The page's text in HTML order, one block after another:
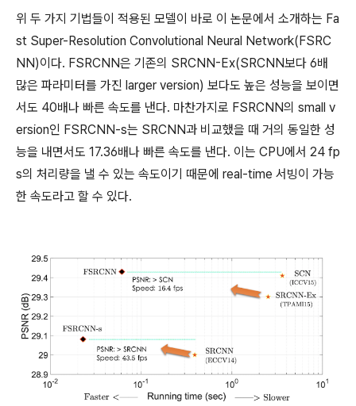
위 두 가지 기법들이 적용된 모델이 바로 이 논문에서 소개하는 Fa
st Super-Resolution Convolutional Neural Network(FSRC
NN)이다. FSRCNN은 기존의 SRCNN-Ex(SRCNN보다 6배
많은 파라미터를 가진 larger version) 보다도 높은 성능을 보이면
서도 40배나 빠른 속도를 낸다. 마찬가지로 FSRCNN의 small v
ersion인 FSRCNN-s는 SRCNN과 비교했을 때 거의 동일한 성
능을 내면서도 17.36배나 빠른 속도를 낸다. 이는 CPU에서 24 fp
s의 처리량을 낼 수 있는 속도이기 때문에 real-time 서빙이 가능
한 속도라고 할 수 있다.